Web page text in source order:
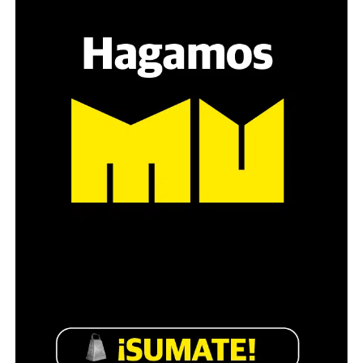
mamá de Lucía Pérez
“Estamos como el día 1”. La frase de la madre de la joven
es a través del interrogante, que puedan encarnar la
pregunta», comparte Gonzalo, de 41 años.